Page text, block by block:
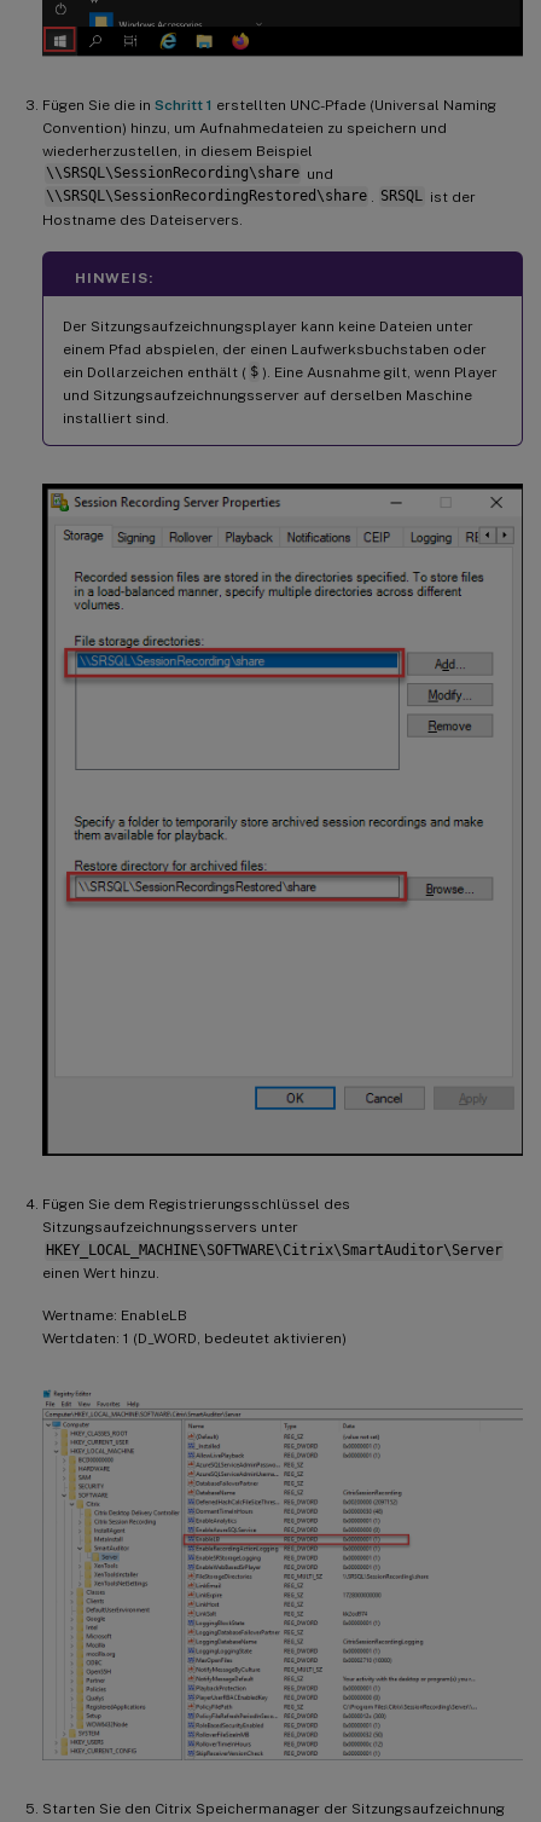
Fügen Sie die in Schritt 1 erstellten UNC-Pfade (Universal Naming
Convention) hinzu, um Aufnahmedateien zu speichern und
wiederherzustellen, in diesem Beispiel
\\SRSQL\SessionRecording\share und
\\SRSQL\SessionRecordingRestored\share
SRSQL ist der
Hostname des Dateiservers.
HINWEIS:
Der Sitzungsaufzeichnungsplayer kann keine Dateien unter
einem Pfad abspielen, der einen Laufwerksbuchstaben oder
ein Dollarzeichen enthält ( $ ). Eine Ausnahme gilt, wenn Player
und Sitzungsaufzeichnungsserver auf derselben Maschine
installiert sind.
Fügen Sie dem Registrierungsschlüssel des
Sitzungsaufzeichnungsservers unter
HKEY_LOCAL_MACHINE\SOFTWARE\Citrix\SmartAuditor\Server
einen Wert hinzu.
Wertname: EnableLB
Wertdaten: 1 (D_WORD, bedeutet aktivieren)
Starten Sie den Citrix Speichermanager der Sitzungsaufzeichnung